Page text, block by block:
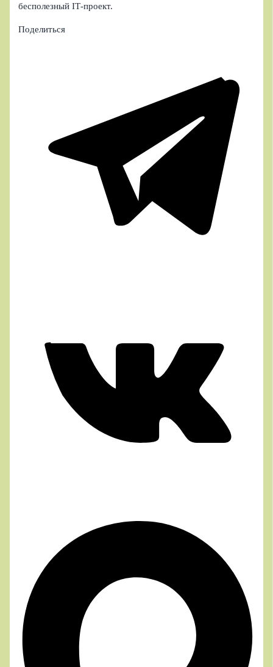
бесполезный IT‑проект.
Поделиться